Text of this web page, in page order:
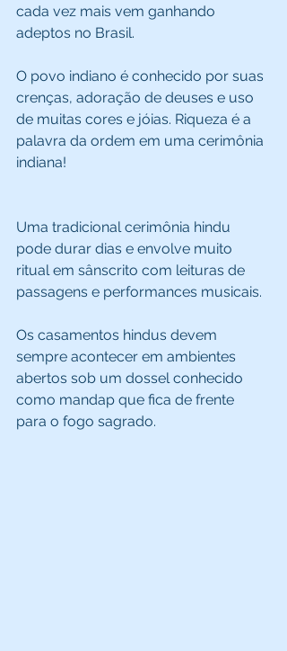
cada vez mais vem ganhando
adeptos no Brasil.
O povo indiano é conhecido por suas
crenças, adoração de deuses e uso
de muitas cores e jóias. Riqueza é a
palavra da ordem em uma cerimônia
indiana!
Uma tradicional cerimônia hindu
pode durar dias e envolve muito
ritual em sânscrito com leituras de
passagens e performances musicais.
Os casamentos hindus devem
sempre acontecer em ambientes
abertos sob um dossel conhecido
como mandap que fica de frente
para o fogo sagrado.